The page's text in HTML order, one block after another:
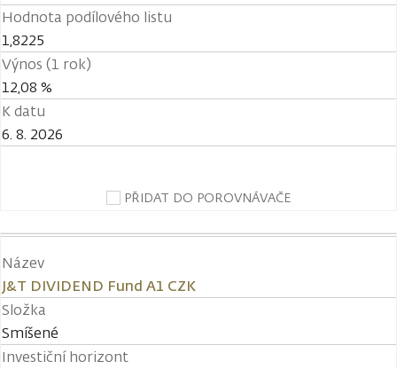
Hodnota podílového listu
1,8225
Výnos (1 rok)
12,08 %
K datu
6. 8. 2026
PŘIDAT DO POROVNÁVAČE
Název
J&T DIVIDEND Fund A1 CZK
Složka
Smíšené
Investiční horizont